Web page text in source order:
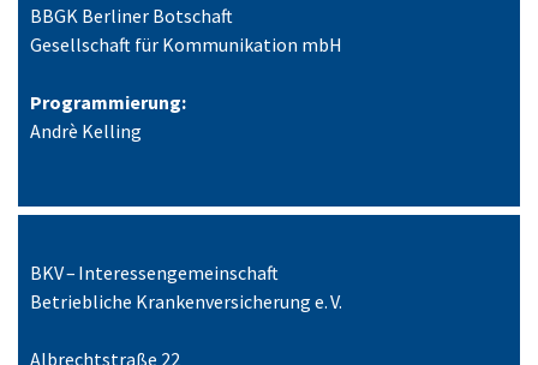
BBGK Berliner Botschaft
Gesellschaft für Kommunikation mbH
Programmierung:
Andrè Kelling
BKV – Interessengemeinschaft
Betriebliche Krankenversicherung e. V.
Albrechtstraße 22